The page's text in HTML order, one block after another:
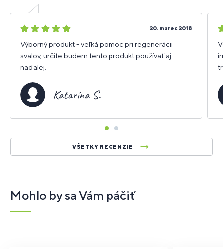
VŠETKY RECENZIE
5
20. marec 2018
Výborný produkt - veľká pomoc pri regenerácii
svalov, určite budem tento produkt používať aj
naďalej.
Katarína S.
5
Mohlo by sa Vám páčiť